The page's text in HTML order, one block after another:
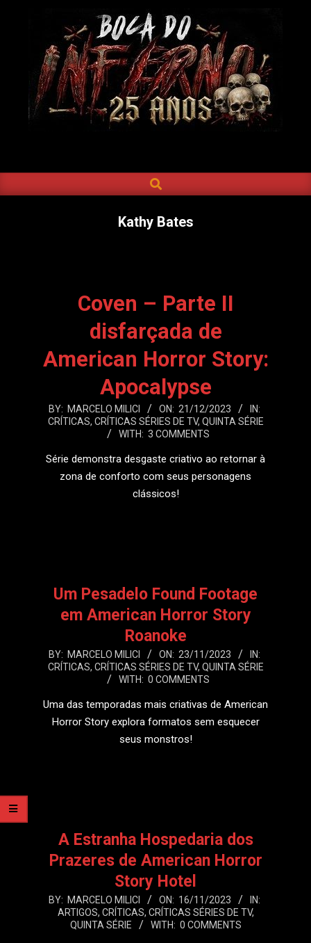
DO
INFERNO
Navigation
SEARCH
Kathy Bates
Coven – Parte II
disfarçada de
American Horror Story:
Apocalypse
2023-
12-
BY: MARCELO MILICI ON: 21/12/2023
IN:
CRÍTICAS, CRÍTICAS SÉRIES DE TV, QUINTA SÉRIE
WITH: 3 COMMENTS
Série demonstra desgaste criativo ao retornar à
zona de conforto com seus personagens
clássicos!
Um Pesadelo Found Footage
em American Horror Story
Roanoke
2023-
11-
BY: MARCELO MILICI ON: 23/11/2023
IN:
CRÍTICAS, CRÍTICAS SÉRIES DE TV, QUINTA SÉRIE
WITH: 0 COMMENTS
Uma das temporadas mais criativas de American
Horror Story explora formatos sem esquecer
seus monstros!
A Estranha Hospedaria dos
Prazeres de American Horror
Story Hotel
2023-
BY: MARCELO MILICI ON: 16/11/2023
IN:
ARTIGOS, CRÍTICAS, CRÍTICAS SÉRIES DE TV,
QUINTA SÉRIE
WITH: 0 COMMENTS